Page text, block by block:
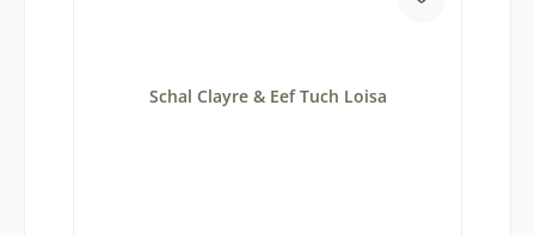
Schal Clayre & Eef Tuch Loisa